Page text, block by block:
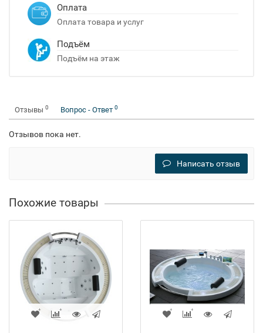
Оплата
Оплата товара и услуг
Подъём
Подъём на этаж
Отзывы 0 Вопрос - Ответ 0
Отзывов пока нет.
Написать отзыв
Похожие товары